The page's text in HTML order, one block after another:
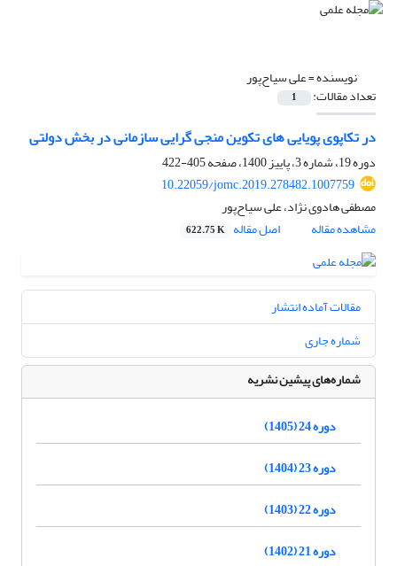
نویسنده =علی سیاح‌پور
تعداد مقالات: 1
در تکاپوی پویایی های تکوین منجی گرایی سازمانی در بخش دولتی
دوره 19، شماره 3، پاییز 1400، صفحه
405-422
10.22059/jomc.2019.278482.1007759
مصطفی هادوی نژاد، علی سیاح‌پور
مشاهده مقاله
اصل مقاله 622.75 K
مقالات آماده انتشار
شماره جاری
شماره‌های پیشین نشریه
دوره 24 (1405)
دوره 23 (1404)
دوره 22 (1403)
دوره 21 (1402)